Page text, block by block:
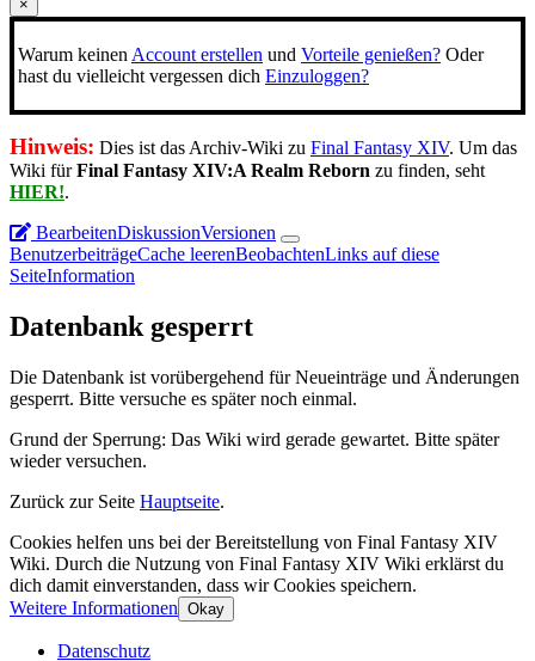
×
Warum keinen Account erstellen und Vorteile genießen? Oder
hast du vielleicht vergessen dich Einzuloggen?
Hinweis: Dies ist das Archiv-Wiki zu Final Fantasy XIV. Um das
Wiki fürFinal Fantasy XIV:A Realm Reborn zu finden, seht
HIER!.
BearbeitenDiskussionVersionen
BenutzerbeiträgeCache leerenBeobachtenLinks auf diese
SeiteInformation
Datenbank gesperrt
Die Datenbank ist vorübergehend für Neueinträge und Änderungen
gesperrt. Bitte versuche es später noch einmal.
Grund der Sperrung: Das Wiki wird gerade gewartet. Bitte später
wieder versuchen.
Zurück zur Seite Hauptseite.
Cookies helfen uns bei der Bereitstellung von Final Fantasy XIV
Wiki. Durch die Nutzung von Final Fantasy XIV Wiki erklärst du
dich damit einverstanden, dass wir Cookies speichern.
Weitere Informationen Okay
Datenschutz